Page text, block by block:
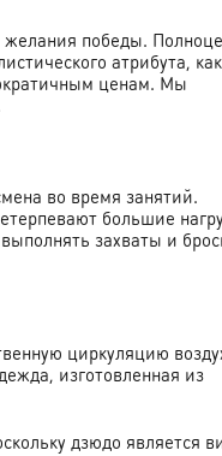
желания победы.
атрибута, как
ценам. Мы
во время занятий.
большие
захваты и
циркуляцию
изготовленная из
дзюдо является